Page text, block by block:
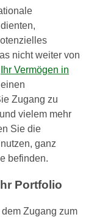
nicht weiter von
Ihr Vermögen in
Zugang zu
vielem mehr
Sie die
ganz
befinden.
Portfolio
Zugang zum